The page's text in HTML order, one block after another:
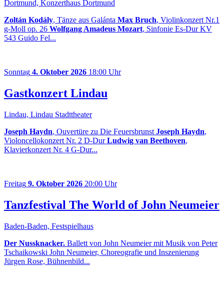
Dortmund, Konzerthaus Dortmund
Zoltán Kodály, Tänze aus Galánta Max Bruch, Violinkonzert Nr.1
g-Moll op. 26 Wolfgang Amadeus Mozart, Sinfonie Es-Dur KV
543 Guido Fel...
Sonntag 4. Oktober 2026 18:00 Uhr
Gastkonzert Lindau
Lindau, Lindau Stadttheater
Joseph Haydn, Ouvertüre zu Die Feuersbrunst Joseph Haydn,
Violoncellokonzert Nr. 2 D-DurLudwig van Beethoven,
Klavierkonzert Nr. 4 G-Dur...
Freitag 9. Oktober 2026 20:00 Uhr
Tanzfestival The World of John Neumeier
Baden-Baden, Festspielhaus
Der Nussknacker. Ballett von John Neumeier mit Musik von Peter
Tschaikowski John Neumeier, Choreografie und Inszenierung
Jürgen Rose, Bühnenbild...